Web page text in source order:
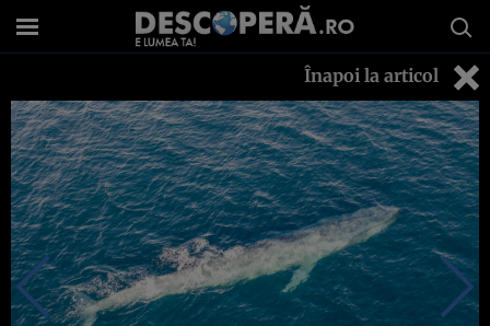
Înapoi la articol